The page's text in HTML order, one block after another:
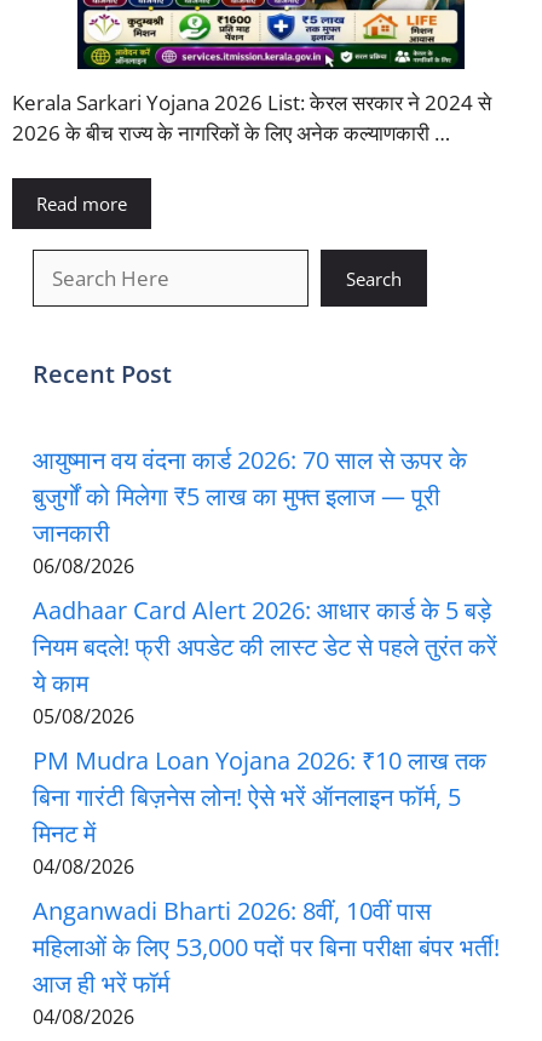
Kerala Sarkari Yojana 2026 List: केरल सरकार ने 2024 से
2026 के बीच राज्य के नागरिकों के लिए अनेक कल्याणकारी …
Read more
Search
Recent Post
आयुष्मान वय वंदना कार्ड 2026: 70 साल से ऊपर के
बुजुर्गों को मिलेगा ₹5 लाख का मुफ्त इलाज — पूरी
जानकारी
06/08/2026
Aadhaar Card Alert 2026: आधार कार्ड के 5 बड़े
नियम बदले! फ्री अपडेट की लास्ट डेट से पहले तुरंत करें
ये काम
05/08/2026
PM Mudra Loan Yojana 2026: ₹10 लाख तक
बिना गारंटी बिज़नेस लोन! ऐसे भरें ऑनलाइन फॉर्म, 5
मिनट में
04/08/2026
Anganwadi Bharti 2026: 8वीं, 10वीं पास
महिलाओं के लिए 53,000 पदों पर बिना परीक्षा बंपर भर्ती!
आज ही भरें फॉर्म
04/08/2026